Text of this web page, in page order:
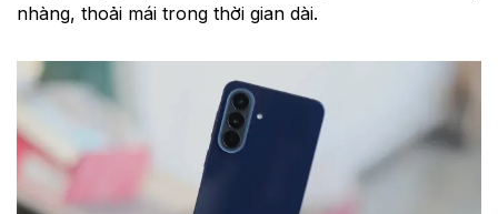
nhàng, thoải mái trong thời gian dài.